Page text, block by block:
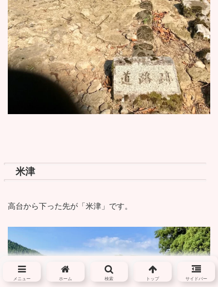
米津
高台から下った先が「米津」です。
メニュー ホーム 検索 トップ サイドバー